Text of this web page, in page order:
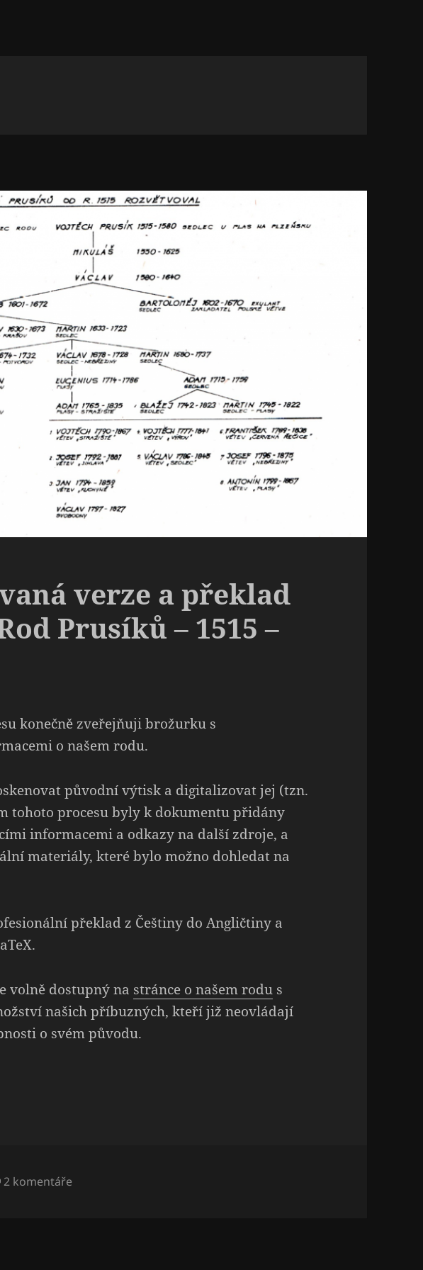
verze a překlad
Prusíků – 1515 –
konečně zveřejňuji brožurku s
o našem rodu.
původní výtisk a digitalizovat jej (tzn.
tohoto procesu byly k dokumentu přidány
informacemi a odkazy na další zdroje, a
materiály, které bylo možno dohledat na
překlad z Češtiny do Angličtiny a
volně dostupný na stránce o našem rodu s
našich příbuzných, kteří již neovládají
o svém původu.
2 komentáře